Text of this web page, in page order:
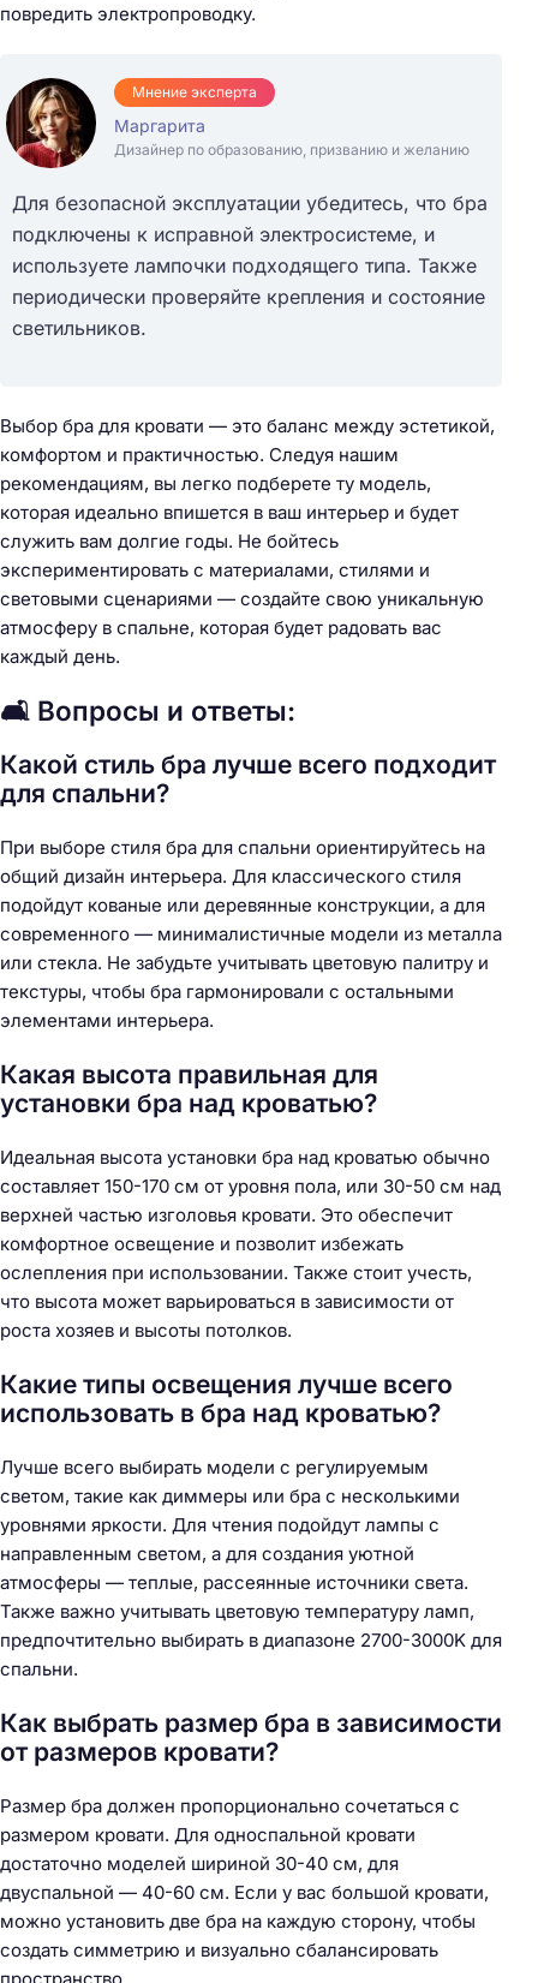
повредить электропроводку.
Мнение эксперта
Маргарита
Дизайнер по образованию, призванию и желанию
Для безопасной эксплуатации убедитесь, что бра
подключены к исправной электросистеме, и
используете лампочки подходящего типа. Также
периодически проверяйте крепления и состояние
светильников.
Выбор бра для кровати — это баланс между эстетикой,
комфортом и практичностью. Следуя нашим
рекомендациям, вы легко подберете ту модель,
которая идеально впишется в ваш интерьер и будет
служить вам долгие годы. Не бойтесь
экспериментировать с материалами, стилями и
световыми сценариями — создайте свою уникальную
атмосферу в спальне, которая будет радовать вас
каждый день.
🛋️ Вопросы и ответы:
Какой стиль бра лучше всего подходит
для спальни?
При выборе стиля бра для спальни ориентируйтесь на
общий дизайн интерьера. Для классического стиля
подойдут кованые или деревянные конструкции, а для
современного — минималистичные модели из металла
или стекла. Не забудьте учитывать цветовую палитру и
текстуры, чтобы бра гармонировали с остальными
элементами интерьера.
Какая высота правильная для
установки бра над кроватью?
Идеальная высота установки бра над кроватью обычно
составляет 150-170 см от уровня пола, или 30-50 см над
верхней частью изголовья кровати. Это обеспечит
комфортное освещение и позволит избежать
ослепления при использовании. Также стоит учесть,
что высота может варьироваться в зависимости от
роста хозяев и высоты потолков.
Какие типы освещения лучше всего
использовать в бра над кроватью?
Лучше всего выбирать модели с регулируемым
светом, такие как диммеры или бра с несколькими
уровнями яркости. Для чтения подойдут лампы с
направленным светом, а для создания уютной
атмосферы — теплые, рассеянные источники света.
Также важно учитывать цветовую температуру ламп,
предпочтительно выбирать в диапазоне 2700-3000K для
спальни.
Как выбрать размер бра в зависимости
от размеров кровати?
Размер бра должен пропорционально сочетаться с
размером кровати. Для односпальной кровати
достаточно моделей шириной 30-40 см, для
двуспальной — 40-60 см. Если у вас большой кровати,
можно установить две бра на каждую сторону, чтобы
создать симметрию и визуально сбалансировать
Н
а